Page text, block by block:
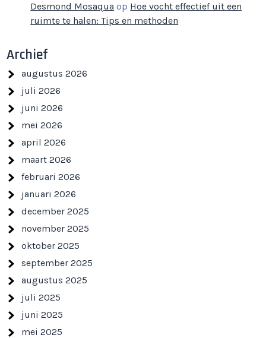
Desmond Mosaqua op Hoe vocht effectief uit een
ruimte te halen: Tips en methoden
Archief
augustus 2026
juli 2026
juni 2026
mei 2026
april 2026
maart 2026
februari 2026
januari 2026
december 2025
november 2025
oktober 2025
september 2025
augustus 2025
juli 2025
juni 2025
mei 2025